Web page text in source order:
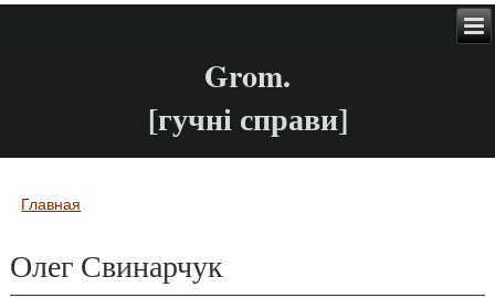
Grom.
[гучні справи]
Вы здесь
Главная
Олег Свинарчук